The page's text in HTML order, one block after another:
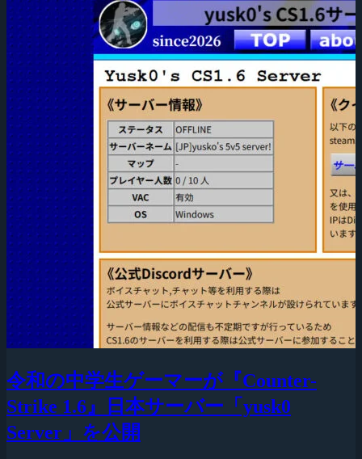
令和の中学生ゲーマーが『Counter-
Strike 1.6』日本サーバー「yusk0
Server」を公開